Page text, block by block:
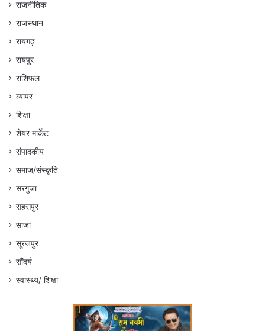
राजनीतिक
राजस्थान
रायगढ़
रायपुर
राशिफल
व्यापर
शिक्षा
शेयर मार्केट
संपादकीय
समाज/संस्कृति
सरगुजा
सहसपुर
साजा
सूरजपुर
सौंदर्य
स्वास्थ्य/ शिक्षा